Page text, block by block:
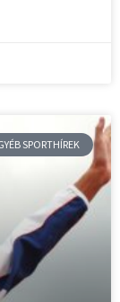
SPORTHÍREK